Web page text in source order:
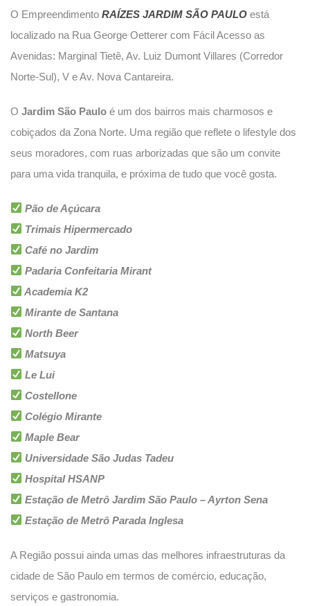
O Empreendimento RAÍZES JARDIM SÃO PAULO está
localizado na Rua George Oetterer com Fácil Acesso as
Avenidas: Marginal Tietê, Av. Luiz Dumont Villares (Corredor
Norte-Sul), V e Av. Nova Cantareira.
O Jardim São Paulo é um dos bairros mais charmosos e
cobiçados da Zona Norte. Uma região que reflete o lifestyle dos
seus moradores, com ruas arborizadas que são um convite
para uma vida tranquila, e próxima de tudo que você gosta.
Pão de Açúcara
Trimais Hipermercado
Café no Jardim
Padaria Confeitaria Mirant
Academia K2
Mirante de Santana
North Beer
Matsuya
Le Lui
Costellone
Colégio Mirante
Maple Bear
Universidade São Judas Tadeu
Hospital HSANP
Estação de Metrô Jardim São Paulo – Ayrton Sena
Estação de Metrô Parada Inglesa
A Região possui ainda umas das melhores infraestruturas da
cidade de São Paulo em termos de comércio, educação,
serviços e gastronomia.